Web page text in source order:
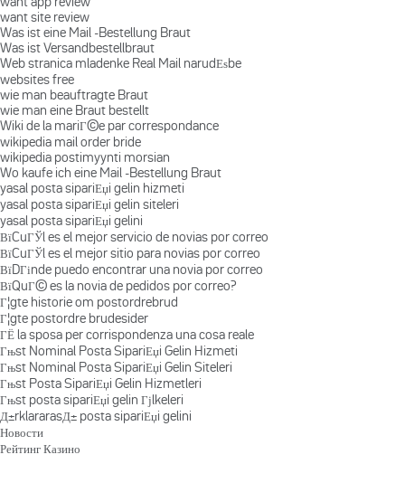
want site review
Was ist eine Mail -Bestellung Braut
Was ist Versandbestellbraut
Web stranica mladenke Real Mail narudЕѕbe
websites free
wie man beauftragte Braut
wie man eine Braut bestellt
Wiki de la mariГ©e par correspondance
wikipedia mail order bride
wikipedia postimyynti morsian
Wo kaufe ich eine Mail -Bestellung Braut
yasal posta sipariЕџi gelin hizmeti
yasal posta sipariЕџi gelin siteleri
yasal posta sipariЕџi gelini
ВїCuГЎl es el mejor servicio de novias por correo
ВїCuГЎl es el mejor sitio para novias por correo
ВїDГіnde puedo encontrar una novia por correo
ВїQuГ© es la novia de pedidos por correo?
Г¦gte historie om postordrebrud
Г¦gte postordre brudesider
ГЁ la sposa per corrispondenza una cosa reale
Гњst Nominal Posta SipariЕџi Gelin Hizmeti
Гњst Nominal Posta SipariЕџi Gelin Siteleri
Гњst Posta SipariЕџi Gelin Hizmetleri
Гњst posta sipariЕџi gelin Гјlkeleri
Д±rklararasД± posta sipariЕџi gelini
Новости
Рейтинг Казино